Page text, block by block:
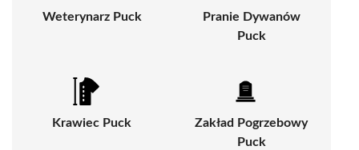
Weterynarz Puck
Pranie Dywanów
Puck
Krawiec Puck
Zakład Pogrzebowy
Puck